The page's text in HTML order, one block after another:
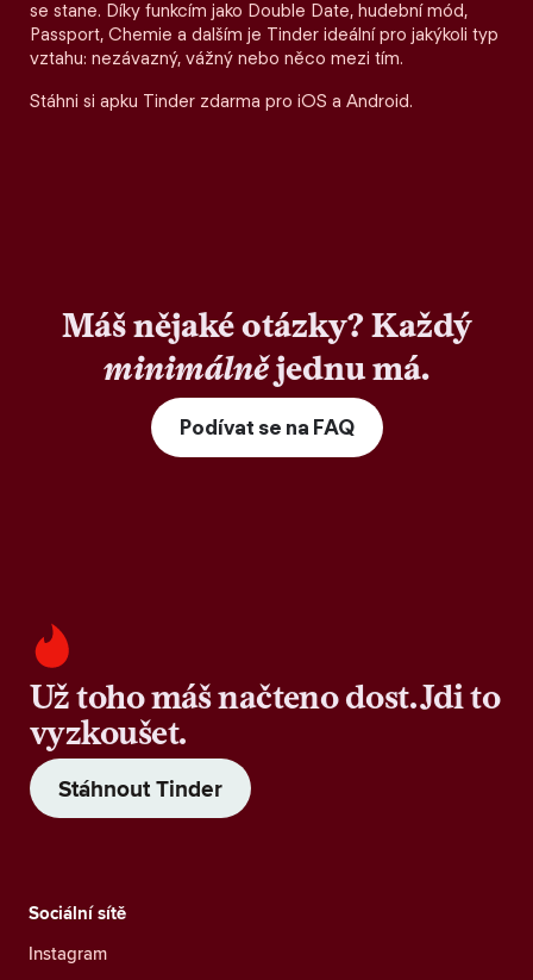
se stane. Díky funkcím jako Double Date, hudební mód,
Passport, Chemie a dalším je Tinder ideální pro jakýkoli typ
vztahu: nezávazný, vážný nebo něco mezi tím.
Stáhni si apku Tinder zdarma pro iOS a Android.
Máš nějaké otázky? Každý
minimálnějednu má.
Podívat se na FAQ
Už toho máš načteno dost. Jdi to
vyzkoušet.
Stáhnout Tinder
Sociální sítě
Instagram